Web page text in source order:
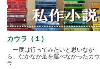
カウラ（１）
一度は行ってみたいと思いなが
ら、なかなか足を運べなかったカウ
ラ.....